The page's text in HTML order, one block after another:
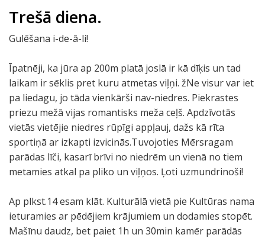
Trešā diena.
Gulēšana i-de-ā-li!
Īpatnēji, ka jūra ap 200m platā joslā ir kā dīķis un tad
laikam ir sēklis pret kuru atmetas viļņi. žNe visur var iet
pa liedagu, jo tāda vienkārši nav-niedres. Piekrastes
priezu mežā vijas romantisks meža ceļš. Apdzīvotās
vietās vietējie niedres rūpīgi appļauj, dažs kā rīta
sportiņā ar izkapti izvicinās.Tuvojoties Mērsragam
parādas līči, kasarī brīvi no niedrēm un vienā no tiem
metamies atkal pa pliko un viļņos. Ļoti uzmundrinoši!
Ap plkst.14 esam klāt. Kulturālā vietā pie Kultūras nama
ieturamies ar pēdējiem krājumiem un dodamies stopēt.
Mašīnu daudz, bet paiet 1h un 30min kamēr parādās